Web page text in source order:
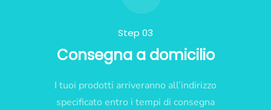
Step 03
Consegna a domicilio
I tuoi prodotti arriveranno all’indirizzo
specificato entro i tempi di consegna